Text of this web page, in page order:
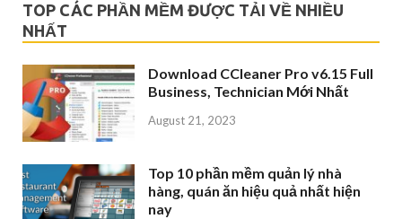
TOP CÁC PHẦN MỀM ĐƯỢC TẢI VỀ NHIỀU
NHẤT
Download CCleaner Pro v6.15 Full
Business, Technician Mới Nhất
August 21, 2023
Top 10 phần mềm quản lý nhà
hàng, quán ăn hiệu quả nhất hiện
nay